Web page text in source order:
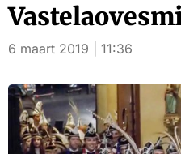
6 maart 2019 | 11:36